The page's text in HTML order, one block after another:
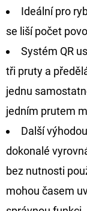
Ideální pro
se liší počet
Systém QR
tři pruty a
jednu
jedním prutem
Další
dokonalé
bez nutnosti
mohou časem